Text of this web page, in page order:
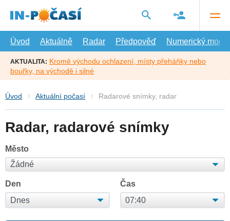
hlavní
Úvod
Aktuálně Radar Předpověď Numerický model
AKTUALITA: Kromě východu ochlazení, místy přeháňky nebo
bouřky, na východě i silné
Úvod Aktuální počasí Radarové snímky, radar
Radar, radarové snímky
Město
Den Čas